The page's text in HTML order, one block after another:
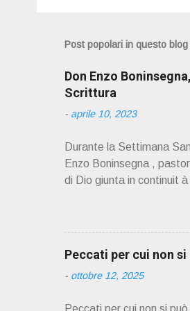
Post popolari in questo blog
Don Enzo
Scrittura
- aprile 10, 2023
Durante la Settimana
Enzo Boninsegna ,
di Dio giunta in continuit
scelto come
PRESENTAZIONE" D
045 8201679 – Cell.
prete, ho letto un
Peccati per cui non
- ottobre 12, 2025
Peccati per cui non si